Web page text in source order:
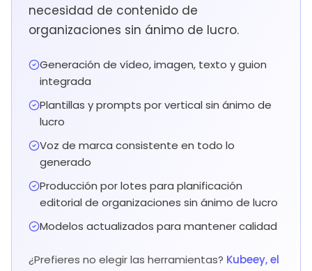
necesidad de contenido de
organizaciones sin ánimo de lucro.
Generación de vídeo, imagen, texto y guion
integrada
Plantillas y prompts por vertical sin ánimo de
lucro
Voz de marca consistente en todo lo
generado
Producción por lotes para planificación
editorial de organizaciones sin ánimo de lucro
Modelos actualizados para mantener calidad
¿Prefieres no elegir las herramientas? Kubeey, el